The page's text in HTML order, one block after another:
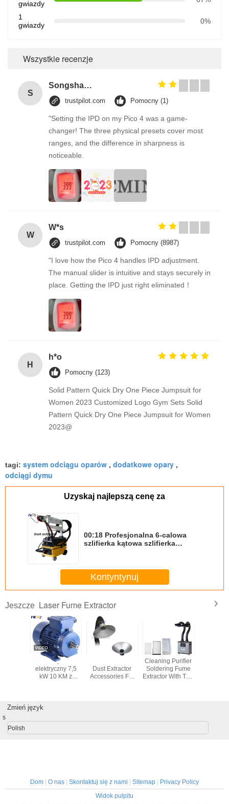
Oddzwonimy
Zatwierdź
gwiazdy
1
gwiazdy
0%
Wszystkie recenzje
S
Songshang
trustpilot.com Pomocny (1)
"Setting the IPD on my Pico 4 was a game-
changer! The three physical presets cover most
ranges, and the difference in sharpness is
noticeable.
W
W*s
trustpilot.com Pomocny (8987)
"I love how the Pico 4 handles IPD adjustment.
The manual slider is intuitive and stays securely in
place. Getting the IPD just right eliminated！
H
h*o
Pomocny (123)
Solid Pattern Quick Dry One Piece Jumpsuit for
Women 2023 Customized Logo Gym Sets Solid
Pattern Quick Dry One Piece Jumpsuit for Women
2023@
tagi: system odciągu oparów , dodatkowe opary ,
odciągi dymu
Uzyskaj najlepszą cenę za
00:18 Profesjonalna 6-calowa
szlifierka kątowa szlifierka
polerka szlifierka
Kontyntynuj
Jeszcze Laser Fume Extractor
Square Silicon
Nozzle 75mm
Fume Extraction
Nozzle Fume
Extractor
Laser fume
extrator PA-
500FS/FD
Zmień język
s
Polish
Dom O nas Skontaktuj się z nami Sitemap
Privacy Policy
Widok pulpitu